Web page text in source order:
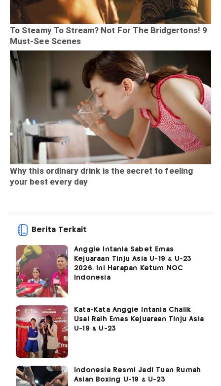
Berita Terkait
Anggie Intania Sabet Emas
Kejuaraan Tinju Asia U-19 & U-23
2026, Ini Harapan Ketum NOC
Indonesia
Kata-Kata Anggie Intania Chalik
Usai Raih Emas Kejuaraan Tinju Asia
U-19 & U-23
Indonesia Resmi Jadi Tuan Rumah
Asian Boxing U-19 & U-23